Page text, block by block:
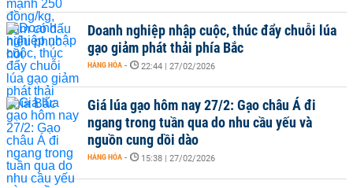
Doanh nghiệp nhập cuộc, thúc đẩy chuỗi lúa
gạo giảm phát thải phía Bắc
HÀNG HÓA - 22:44 | 27/02/2026
Giá lúa gạo hôm nay 27/2: Gạo châu Á đi
ngang trong tuần qua do nhu cầu yếu và
nguồn cung dồi dào
HÀNG HÓA - 15:38 | 27/02/2026